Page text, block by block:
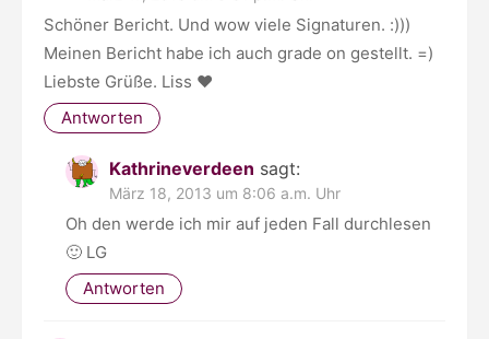
Schöner Bericht. Und wow viele Signaturen. :)))
Meinen Bericht habe ich auch grade on gestellt. =)
Liebste Grüße. Liss ♥
Antworten
Kathrineverdeen sagt:
März 18, 2013 um 8:06 a.m. Uhr
Oh den werde ich mir auf jeden Fall durchlesen
🙂 LG
Antworten